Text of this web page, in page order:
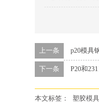
上一条 p20模具
下一条 P20和
本文标签： 塑胶模